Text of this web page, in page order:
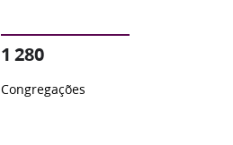
1 280
Congregações